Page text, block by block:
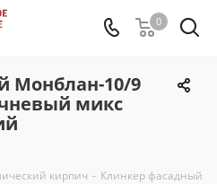
0
Монблан-10/9
микс
кирпич - Клинкер фасадный